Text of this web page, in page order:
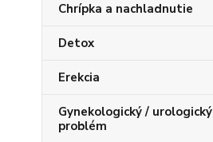
Chrípka a nachladnutie
Detox
Erekcia
Gynekologický / urologický
problém